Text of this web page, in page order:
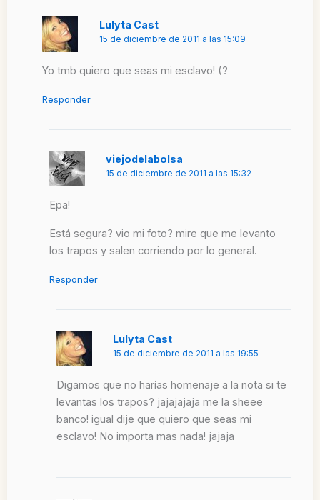
Lulyta Cast
15 de diciembre de 2011 a las 15:09
Yo tmb quiero que seas mi esclavo! (?
Responder
viejodelabolsa
15 de diciembre de 2011 a las 15:32
Epa!
Está segura? vio mi foto? mire que me levanto
los trapos y salen corriendo por lo general.
Responder
Lulyta Cast
15 de diciembre de 2011 a las 19:55
Digamos que no harías homenaje a la nota si te
levantas los trapos? jajajajaja me la sheee
banco! igual dije que quiero que seas mi
esclavo! No importa mas nada! jajaja